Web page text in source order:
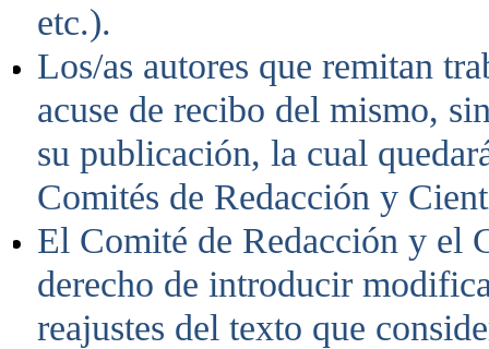
etc.).
Los/as autores que remitan
acuse de recibo del mismo,
su publicación, la cual
Comités de Redacción y
El Comité de Redacción y el
derecho de introducir
reajustes del texto que